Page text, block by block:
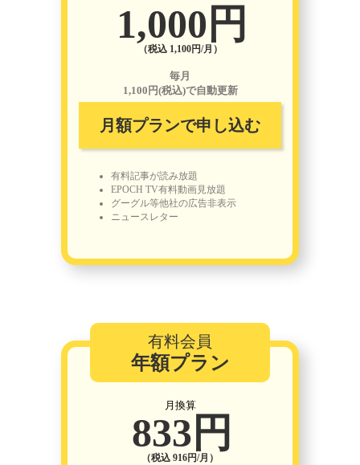
1,000円
（税込 1,100円/月）
毎月
1,100円(税込)で自動更新
月額プランで申し込む
有料記事が読み放題
EPOCH TV有料動画見放題
グーグル等他社の広告非表示
ニュースレター
有料会員
年額プラン
月換算
833円
（税込 916円/月）